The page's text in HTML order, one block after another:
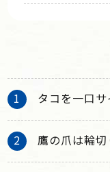
タコを一口サ
鷹の爪は輪切